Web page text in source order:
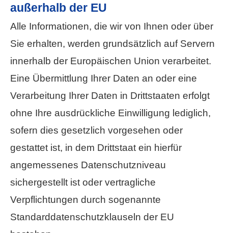
außerhalb der EU
Alle Informationen, die wir von Ihnen oder über
Sie erhalten, werden grundsätzlich auf Servern
innerhalb der Europäischen Union verarbeitet.
Eine Übermittlung Ihrer Daten an oder eine
Verarbeitung Ihrer Daten in Drittstaaten erfolgt
ohne Ihre ausdrückliche Einwilligung lediglich,
sofern dies gesetzlich vorgesehen oder
gestattet ist, in dem Drittstaat ein hierfür
angemessenes Datenschutzniveau
sichergestellt ist oder vertragliche
Verpflichtungen durch sogenannte
Standarddatenschutzklauseln der EU